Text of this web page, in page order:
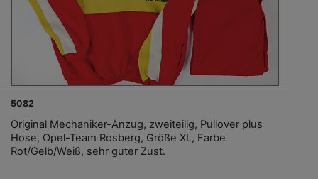
5082
Original Mechaniker-Anzug, zweiteilig, Pullover plus
Hose, Opel-Team Rosberg, Größe XL, Farbe
Rot/Gelb/Weiß, sehr guter Zust.